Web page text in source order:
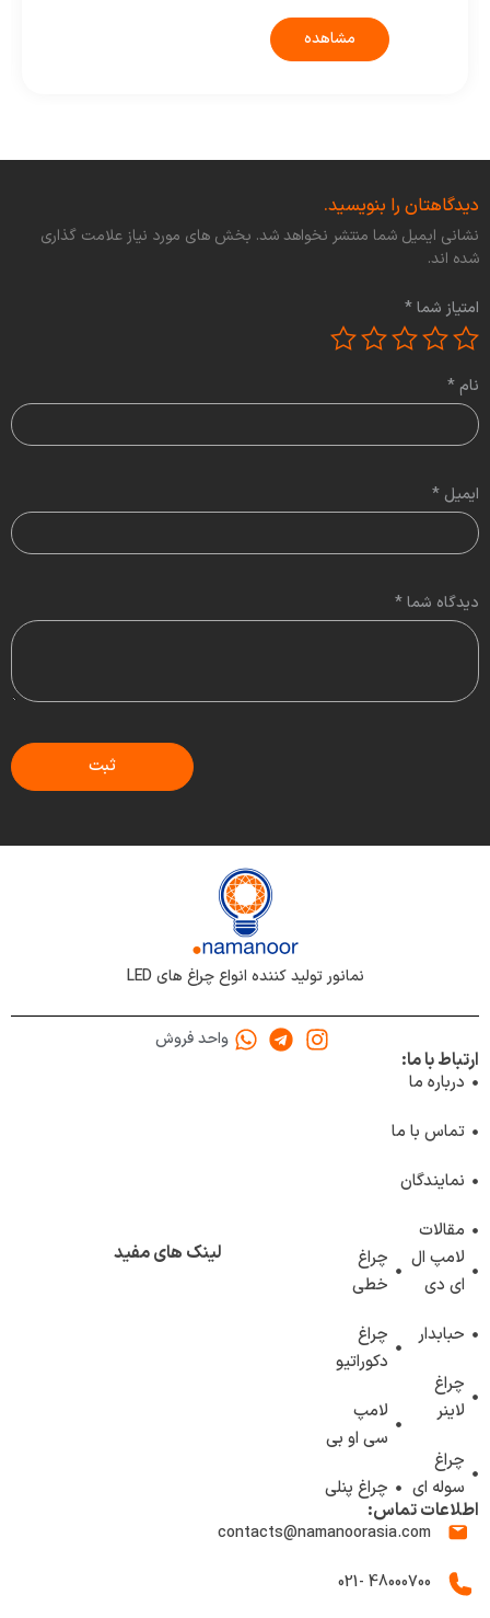
مشاهده
دیدگاهتان را بنویسید.
نشانی ایمیل شما منتشر نخواهد شد. بخش های مورد نیاز علامت گذاری
شده اند.
امتیاز شما*
دیدگاه شما*
نام*
ایمیل *
اطلاعات تماس:
contacts@namanoorasia.com
48000700 -021
ارتباط با ما:
درباره ما
تماس با ما
نمایندگان
مقالات
لینک های مفید
چراغ
خطی
چراغ
دکوراتیو
لامپ
سی او بی
چراغ پنلی
لامپ ال
ای دی
حبابدار
چراغ
لاینر
چراغ
سوله ای
نمانور تولید کننده انواع چراغ های LED
واحد فروش